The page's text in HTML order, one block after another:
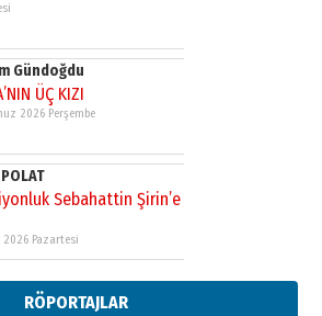
Gündoğdu
ÜÇ KIZI
2026 Perşembe
Sebahattin Şirin’e
2026 Pazartesi
Yeri
RÖPORTAJLAR